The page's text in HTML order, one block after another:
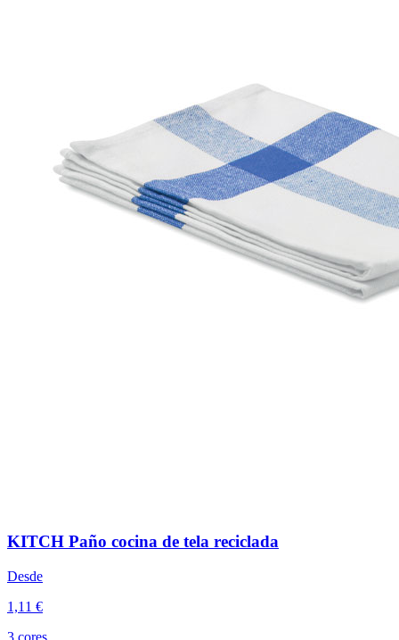
KITCH Paño cocina de tela reciclada
Desde
1,11 €